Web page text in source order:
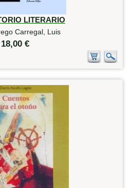
LITERARIO
Carregal, Luis
18,00 €